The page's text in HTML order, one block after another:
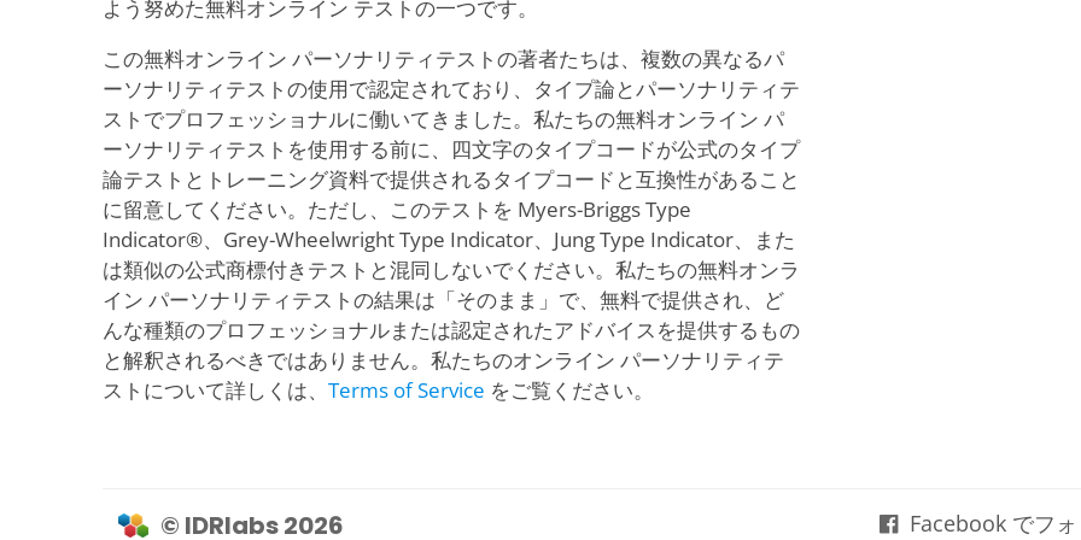
よう努めた無料オンライン テストの一つです。
この無料オンライン パーソナリティテストの著者たちは、複数の異なるパ
ーソナリティテストの使用で認定されており、タイプ論とパーソナリティテ
ストでプロフェッショナルに働いてきました。私たちの無料オンライン パ
ーソナリティテストを使用する前に、四文字のタイプコードが公式のタイプ
論テストとトレーニング資料で提供されるタイプコードと互換性があること
に留意してください。ただし、このテストを Myers-Briggs Type
Indicator®、Grey-Wheelwright Type Indicator、Jung Type Indicator、また
は類似の公式商標付きテストと混同しないでください。私たちの無料オンラ
イン パーソナリティテストの結果は「そのまま」で、無料で提供され、ど
んな種類のプロフェッショナルまたは認定されたアドバイスを提供するもの
と解釈されるべきではありません。私たちのオンライン パーソナリティテ
ストについて詳しくは、 Terms of Service をご覧ください。
© IDRlabs 2026 Facebook でフ